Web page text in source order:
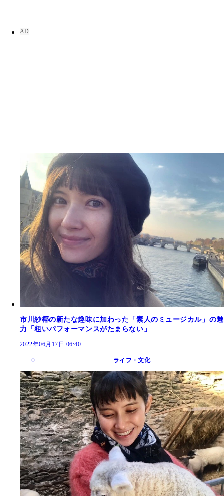
市川紗椰の新たな趣味に加わった「素人のミュージカル」の魅
力「粗いパフォーマンスがたまらない」
2022年06月17日 06:40
ライフ・文化